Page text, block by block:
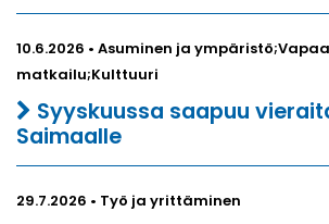
10.6.2026 • Asuminen ja
matkailu;Kulttuuri
Syyskuussa saapuu
Saimaalle
29.7.2026 • Työ ja yrittäminen